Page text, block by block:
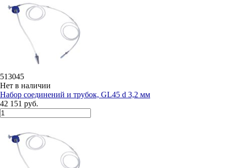
513045
Нет в наличии
Набор соединений и трубок, GL45 d 3,2 мм
42 151 руб.